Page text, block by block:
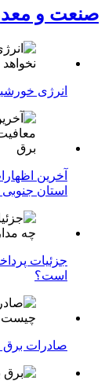
صنعت و
انرژی
استان
جزئیات
است؟
صادرات